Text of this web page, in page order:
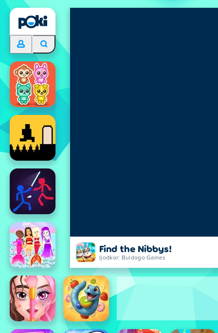
Find the Nibbys!
Ijodkor: Buldogo Games